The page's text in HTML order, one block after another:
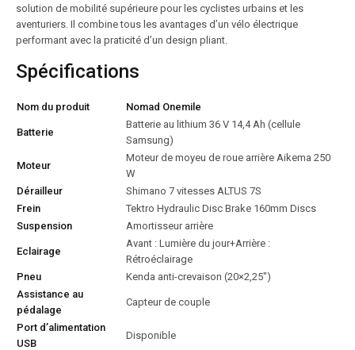
solution de mobilité supérieure pour les cyclistes urbains et les
aventuriers. Il combine tous les avantages d’un vélo électrique
performant avec la praticité d’un design pliant.
Spécifications
Nom du produit Nomad Onemile
Batterie
Batterie au lithium 36 V 14,4 Ah (cellule
Samsung)
Moteur
Moteur de moyeu de roue arrière Aikema 250
W
Dérailleur
Shimano 7 vitesses ALTUS 7S
Frein
Tektro Hydraulic Disc Brake 160mm Discs
Suspension
Amortisseur arrière
Eclairage
Avant : Lumière du jour+Arrière :
Rétroéclairage
Pneu
Kenda anti-crevaison (20×2,25″)
Assistance au
pédalage
Capteur de couple
Port d’alimentation
USB
Disponible